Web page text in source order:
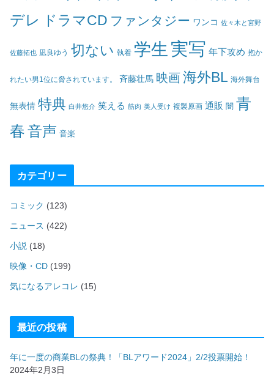
デレ ドラマCD ファンタジー ワンコ 佐々木と宮野
佐藤拓也 凪良ゆう 切ない 執着 学生 実写 年下攻め 抱か
れたい男1位に脅されています。 斉藤壮馬 映画海外BL 海外舞台
無表情 特典 白井悠介 笑える 筋肉 美人受け 複製原画 通販 闇 青
春音声 音楽
カテゴリー
コミック (123)
ニュース (422)
小説 (18)
映像・CD (199)
気になるアレコレ (15)
最近の投稿
年に一度の商業BLの祭典！「BLアワード2024」2/2投票開始！
2024年2月3日